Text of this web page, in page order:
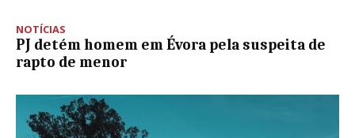
NOTÍCIAS
PJ detém homem em Évora pela suspeita de
rapto de menor